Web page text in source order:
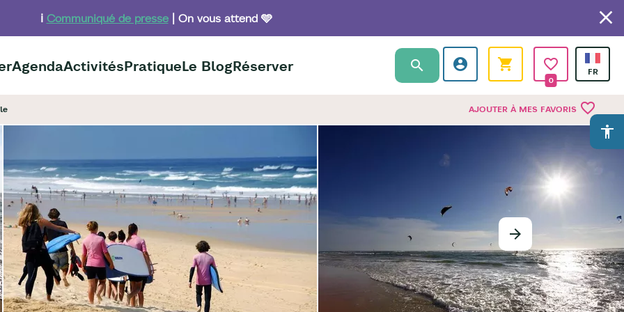
ℹ️ Communiqué de presse| On vous attend 🩵
AgendaActivitésPratiqueLe BlogRéserver
0
AJOUTER À MES FAVORIS favorite_border
accessibility